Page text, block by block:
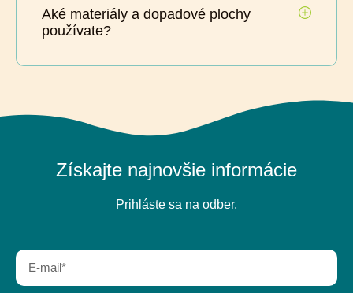
Aké materiály a dopadové plochy
používate?
Získajte najnovšie informácie
Prihláste sa na odber.